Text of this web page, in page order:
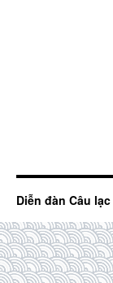
Diễn đàn Câu